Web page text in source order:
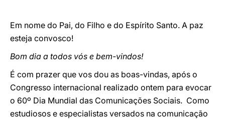
Em nome do Pai, do Filho e do Espírito Santo. A paz
esteja convosco!
Bom dia a todos vós e bem-vindos!
É com prazer que vos dou as boas-vindas, após o
Congresso internacional realizado ontem para evocar
o 60º Dia Mundial das Comunicações Sociais. Como
estudiosos e especialistas versados na comunicação